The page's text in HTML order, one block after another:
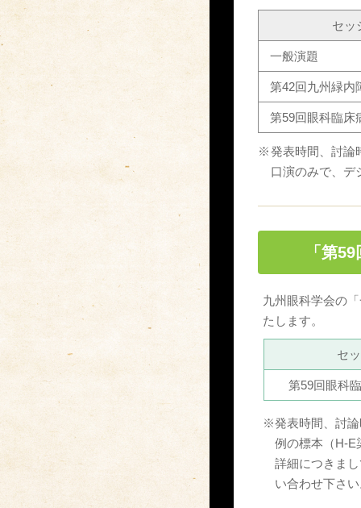
セッ
一般演題
第42回九州緑
第59回眼科臨床
※発表時間、討論
口演のみで、デ
「第
九州眼科学会の
たします。
セ
第59回眼科
※発表時間、討
例の標本（H-E
詳細につきま
い合わせ下さ